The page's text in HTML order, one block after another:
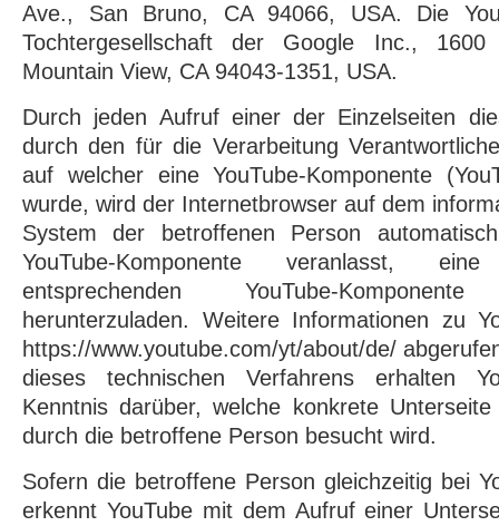
Ave., San Bruno, CA 94066, USA. Die
Tochtergesellschaft der Google Inc., 1600
Mountain View, CA 94043-1351, USA.
Durch jeden Aufruf einer der Einzelseiten
durch den für die Verarbeitung
auf welcher eine YouTube-Komponente
wurde, wird der Internetbrowser auf dem
System der betroffenen Person
YouTube-Komponente veranlasst,
entsprechenden YouTube-
herunterzuladen. Weitere Informationen zu
https://www.youtube.com/yt/about/de/
dieses technischen Verfahrens erhalten
Kenntnis darüber, welche konkrete
durch die betroffene Person besucht wird.
Sofern die betroffene Person gleichzeitig bei
erkennt YouTube mit dem Aufruf einer